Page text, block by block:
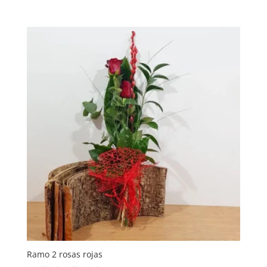
50,00 €
hasta
53,00 €
Ramo 2 rosas rojas